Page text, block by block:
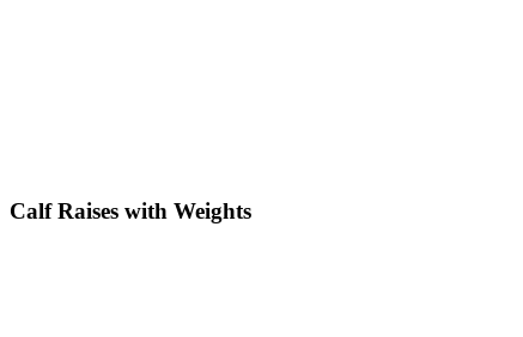
Calf Raises with Weights